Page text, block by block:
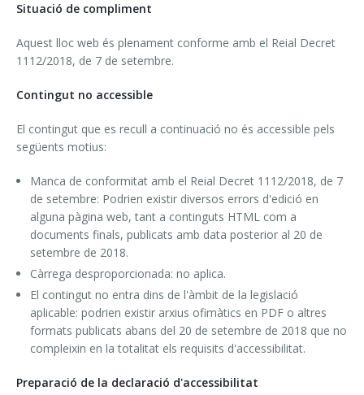
Informació
Informació i horaris
Com arribar-hi
Situació de compliment
Aquest lloc web és plenament conforme amb el Reial Decret
1112/2018, de 7 de setembre.
Contingut no accessible
El contingut que es recull a continuació no és accessible pels
següents motius:
Manca de conformitat amb el Reial Decret 1112/2018, de 7
de setembre: Podrien existir diversos errors d'edició en
alguna pàgina web, tant a continguts HTML com a
documents finals, publicats amb data posterior al 20 de
setembre de 2018.
Càrrega desproporcionada: no aplica.
El contingut no entra dins de l'àmbit de la legislació
aplicable: podrien existir arxius ofimàtics en PDF o altres
formats publicats abans del 20 de setembre de 2018 que no
compleixin en la totalitat els requisits d'accessibilitat.
Preparació de la declaració d'accessibilitat